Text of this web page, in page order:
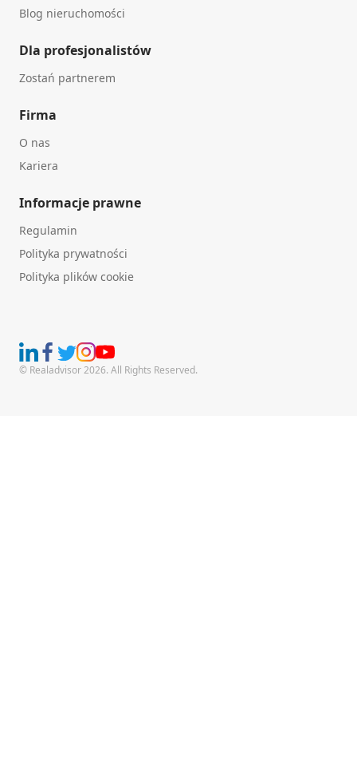
Blog nieruchomości
Dla profesjonalistów
Zostań partnerem
Firma
O nas
Kariera
Informacje prawne
Regulamin
Polityka prywatności
Polityka plików cookie
© Realadvisor 2026. All Rights Reserved.